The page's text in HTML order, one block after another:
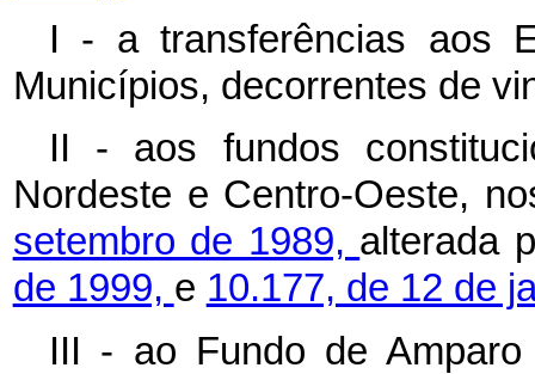
I - a transferências aos
Municípios, decorrentes de
II - aos fundos
Nordeste e Centro-Oeste,
setembro de 1989, alterada
de 1999, e 10.177, de 12 de
III - ao Fundo de